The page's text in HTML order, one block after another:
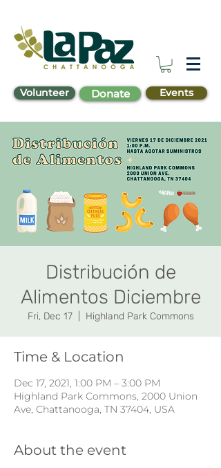
Volunteer Donate Events
Distribución de
Alimentos Diciembre
Fri, Dec 17
  |
Highland Park Commons
Time & Location
Dec 17, 2021, 1:00 PM – 3:00 PM
Highland Park Commons, 2000 Union
Ave, Chattanooga, TN 37404, USA
About the event